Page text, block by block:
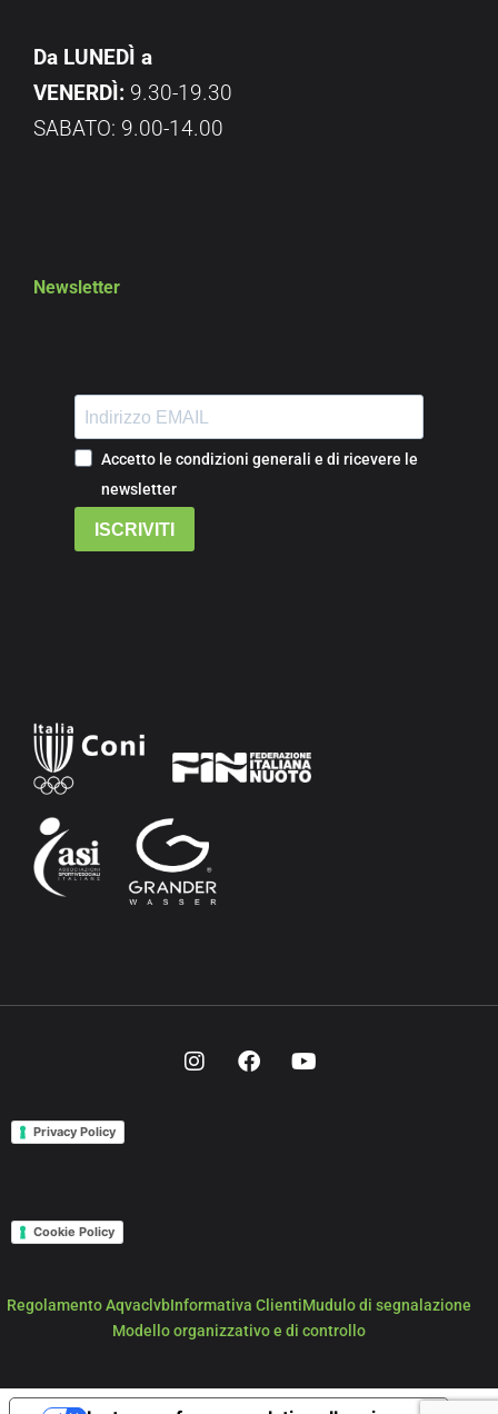
Da LUNEDÌ a
VENERDÌ: 9.30-19.30
SABATO: 9.00-14.00
Newsletter
Accetto le condizioni generali e di ricevere le
newsletter
ISCRIVITI
Privacy Policy
Cookie Policy
Regolamento AqvaclvbInformativa ClientiMudulo di segnalazione
Modello organizzativo e di controllo